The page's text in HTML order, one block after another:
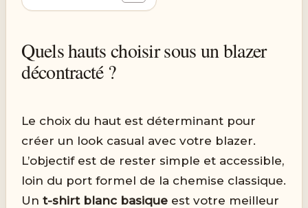
Quels hauts choisir sous un blazer
décontracté ?
Le choix du haut est déterminant pour
créer un look casual avec votre blazer.
L’objectif est de rester simple et accessible,
loin du port formel de la chemise classique.
Unt-shirt blanc basique est votre meilleur